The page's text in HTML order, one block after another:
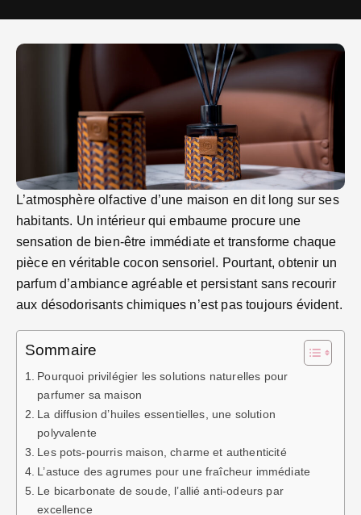
L’atmosphère olfactive d’une maison en dit long sur ses
habitants. Un intérieur qui embaume procure une
sensation de bien-être immédiate et transforme chaque
pièce en véritable cocon sensoriel. Pourtant, obtenir un
parfum d’ambiance agréable et persistant sans recourir
aux désodorisants chimiques n’est pas toujours évident.
Sommaire
Pourquoi privilégier les solutions naturelles pour
parfumer sa maison
La diffusion d’huiles essentielles, une solution
polyvalente
Les pots-pourris maison, charme et authenticité
L’astuce des agrumes pour une fraîcheur immédiate
Le bicarbonate de soude, l’allié anti-odeurs par
excellence